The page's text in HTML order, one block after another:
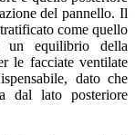
del pannello. Il
come quello
un equilibrio della
le facciate ventilate
dato che
dal lato posteriore